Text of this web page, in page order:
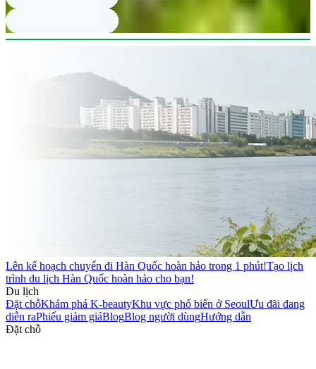
Lên kế hoạch chuyến đi Hàn Quốc hoàn hảo trong 1 phút!Tạo lịch
trình du lịch Hàn Quốc hoàn hảo cho bạn!
Du lịch
Đặt chỗKhám phá K-beautyKhu vực phổ biến ở SeoulƯu đãi đang
diễn raPhiếu giảm giáBlogBlog người dùngHướng dẫn
Đặt chỗ